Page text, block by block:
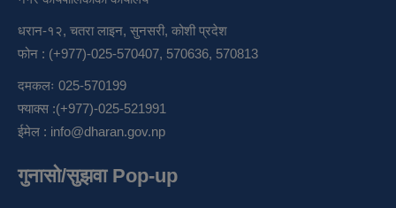
धरान-१२, चतरा लाइन, सुनसरी, कोशी प्रदेश
फोन : (+977)-025-570407, 570636, 570813
दमकलः 025-570199
फ्याक्स :(+977)-025-521991
ईमेल : info@dharan.gov.np
गुनासो/सुझवा Pop-up